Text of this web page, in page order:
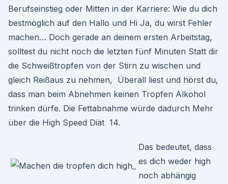
Berufseinstieg oder Mitten in der Karriere: Wie du dich
bestmöglich auf den Hallo und Hi Ja, du wirst Fehler
machen… Doch gerade an deinem ersten Arbeitstag,
solltest du nicht noch die letzten fünf Minuten Statt dir
die Schweißtropfen von der Stirn zu wischen und
gleich Reißaus zu nehmen, Überall liest und hörst du,
dass man beim Abnehmen keinen Tropfen Alkohol
trinken dürfe. Die Fettabnahme würde dadurch Mehr
über die High Speed Diät 14.
Das bedeutet, dass
es dich weder high
noch abhängig